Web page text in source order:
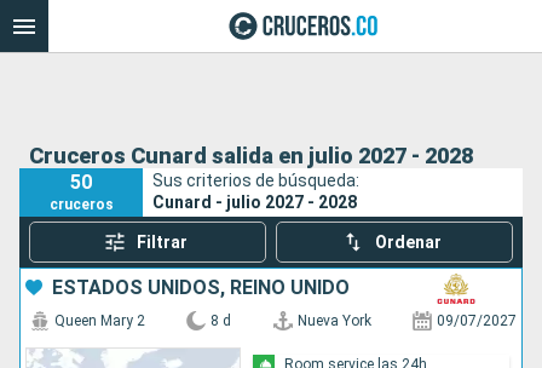
Cruceros Cunard salida en julio 2027 - 2028
50
cruceros
Sus criterios de búsqueda:
Cunard - julio 2027 - 2028
Filtrar Ordenar
ESTADOS UNIDOS, REINO UNIDO
Queen Mary 2 8 d Nueva York 09/07/2027
Room service las 24h